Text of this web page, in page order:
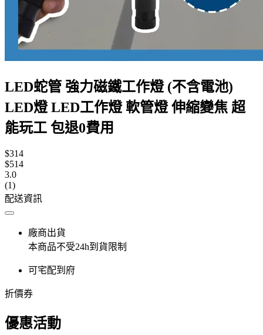
LED蛇管 強力磁鐵工作燈 (不含電池)
LED燈 LED工作燈 軟管燈 伸縮變焦 超
能玩工 包退0費用
$314
$514
3.0
(1)
配送資訊
廠商出貨
本商品不受24h到貨限制
可宅配到府
折價券
優惠活動